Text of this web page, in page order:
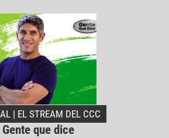
| EL STREAM DEL CCC
Gente que dice